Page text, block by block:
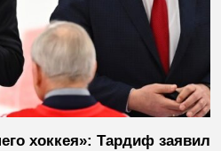
хоккея»: Тардиф заявил